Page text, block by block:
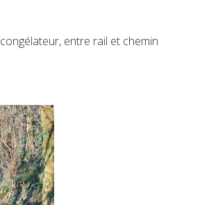
entre rail et chemin